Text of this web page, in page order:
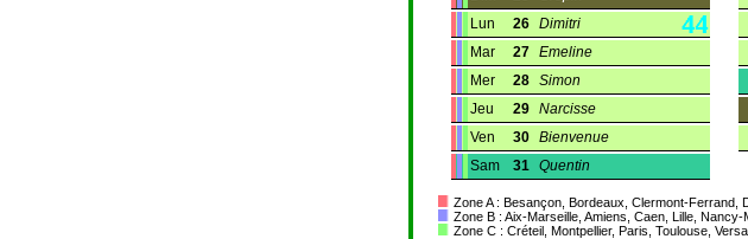
Lun
26 Dimitri
Mar
27 Emeline
Mer
28 Simon
Jeu
29 Narcisse
Ven
30 Bienvenue
Sam
31 Quentin
Zone A : Besançon, Bordeaux, Clermont-Ferrand,
Zone B : Aix-Marseille, Amiens, Caen, Lille,
Zone C : Créteil, Montpellier, Paris, Toulouse,